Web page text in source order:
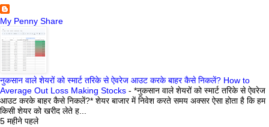
My Penny Share
नुकसान वाले शेयरों को स्मार्ट तरिके से ऐवरेज आउट करके बाहर कैसे निकलें? How to
Average Out Loss Making Stocks - *नुकसान वाले शेयरों को स्मार्ट तरिके से ऐवरेज
आउट करके बाहर कैसे निकलें?* शेयर बाजार में निवेश करते समय अक्सर ऐसा होता है कि हम
किसी शेयर को खरीद लेते ह...
5 महीने पहले